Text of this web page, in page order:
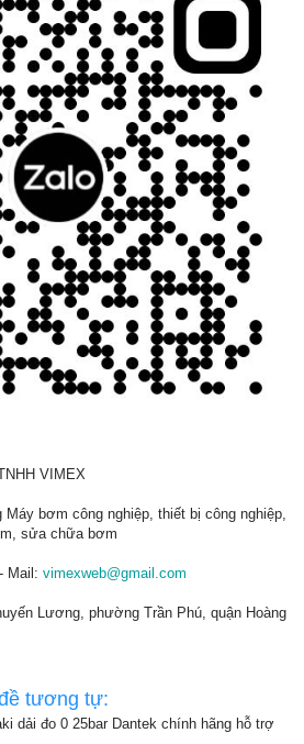
VIMEX
bơm công nghiệp, thiết bị công nghiệp,
sửa chữa bơm
Mail: vimexweb@gmail.com
Lương, phường Trần Phú, quận Hoàng
tương tự:
dải đo 0 25bar Dantek chính hãng hỗ trợ